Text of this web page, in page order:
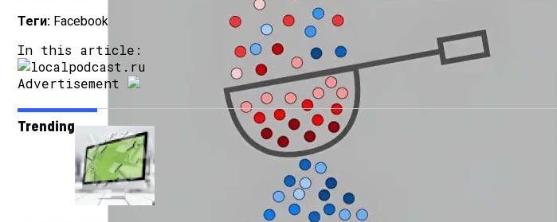
Как Состояние Сына Михаила Ефремова, Который Выпал Из Окна
Теги: Facebook
In this article:
Advertisement
Trending